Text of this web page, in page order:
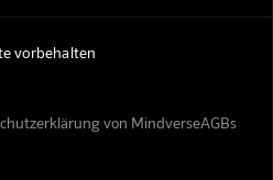
vorbehalten
von MindverseAGBs